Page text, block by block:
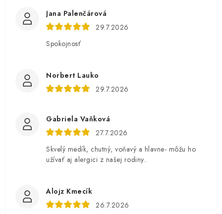
Jana Palenčárová
29.7.2026
Spokojnosť
Norbert Lauko
29.7.2026
Gabriela Vaňková
27.7.2026
Skvelý medík, chutný, voňavý a hlavne- môžu ho
užívať aj alergici z našej rodiny..
Alojz Kmecík
26.7.2026